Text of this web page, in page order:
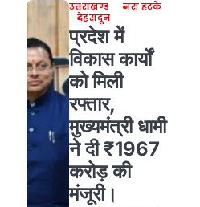
उत्तराखण्ड
ज़रा हटके
देहरादून
प्रदेश में
विकास कार्यों
को मिली
रफ्तार,
मुख्यमंत्री धामी
ने दी ₹1967
करोड़ की
मंजूरी।